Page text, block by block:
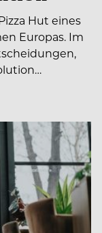
Hut eines
Europas. Im